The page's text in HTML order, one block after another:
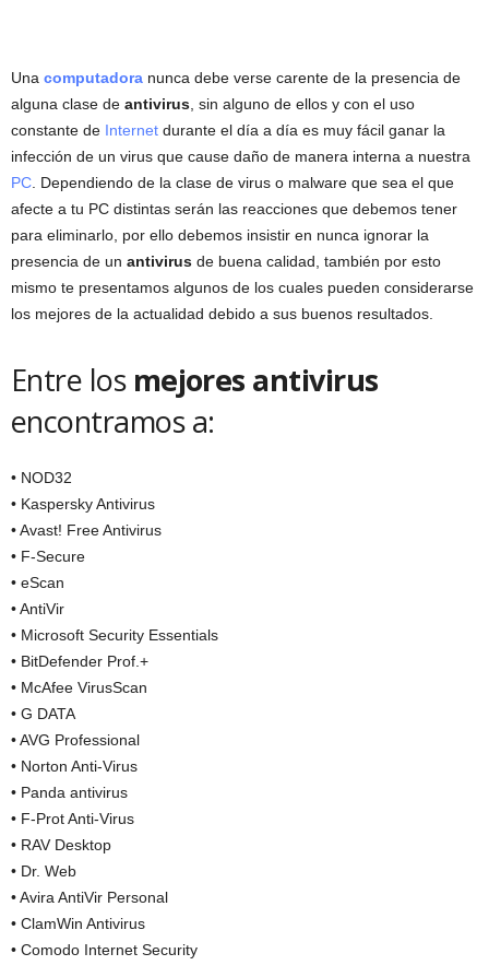
Una computadora nunca debe verse carente de la presencia de
alguna clase de antivirus, sin alguno de ellos y con el uso
constante de Internet durante el día a día es muy fácil ganar la
infección de un virus que cause daño de manera interna a nuestra
PC. Dependiendo de la clase de virus o malware que sea el que
afecte a tu PC distintas serán las reacciones que debemos tener
para eliminarlo, por ello debemos insistir en nunca ignorar la
presencia de un antivirus de buena calidad, también por esto
mismo te presentamos algunos de los cuales pueden considerarse
los mejores de la actualidad debido a sus buenos resultados.
Entre los mejores antivirus
encontramos a:
• NOD32
• Kaspersky Antivirus
• Avast! Free Antivirus
• F-Secure
• eScan
• AntiVir
• Microsoft Security Essentials
• BitDefender Prof.+
• McAfee VirusScan
• G DATA
• AVG Professional
• Norton Anti-Virus
• Panda antivirus
• F-Prot Anti-Virus
• RAV Desktop
• Dr. Web
• Avira AntiVir Personal
• ClamWin Antivirus
• Comodo Internet Security